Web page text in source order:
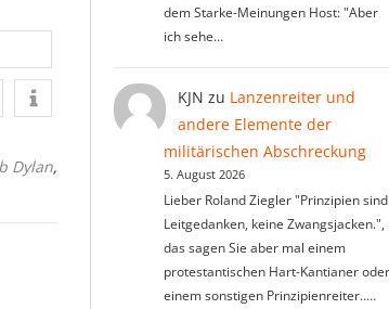
Dylan,
dem Starke-Meinungen Host: "Aber
ich sehe…
KJN zu Lanzenreiter und
andere Elemente der
militärischen Abschreckung
5. August 2026
Lieber Roland Ziegler "Prinzipien sind
Leitgedanken, keine Zwangsjacken.",
das sagen Sie aber mal einem
protestantischen Hart-Kantianer oder
einem sonstigen Prinzipienreiter..…